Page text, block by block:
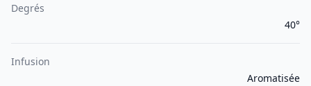
Degrés
40°
Infusion
Aromatisée